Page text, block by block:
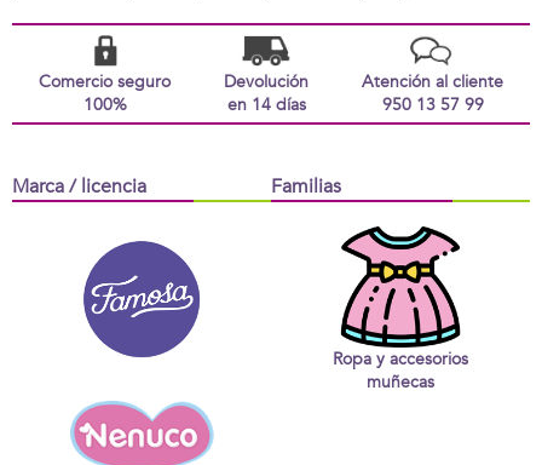
Comercio seguro
100%
Devolución
en 14 días
Atención al cliente
950 13 57 99
Marca / licencia Familias
Ropa y accesorios
muñecas